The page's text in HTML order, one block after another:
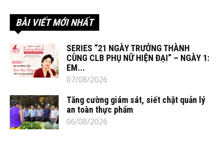
BÀI VIẾT MỚI NHẤT
SERIES “21 NGÀY TRƯỞNG THÀNH
CÙNG CLB PHỤ NỮ HIỆN ĐẠI” – NGÀY 1:
EM...
07/08/2026
Tăng cường giám sát, siết chặt quản lý
an toàn thực phẩm
06/08/2026